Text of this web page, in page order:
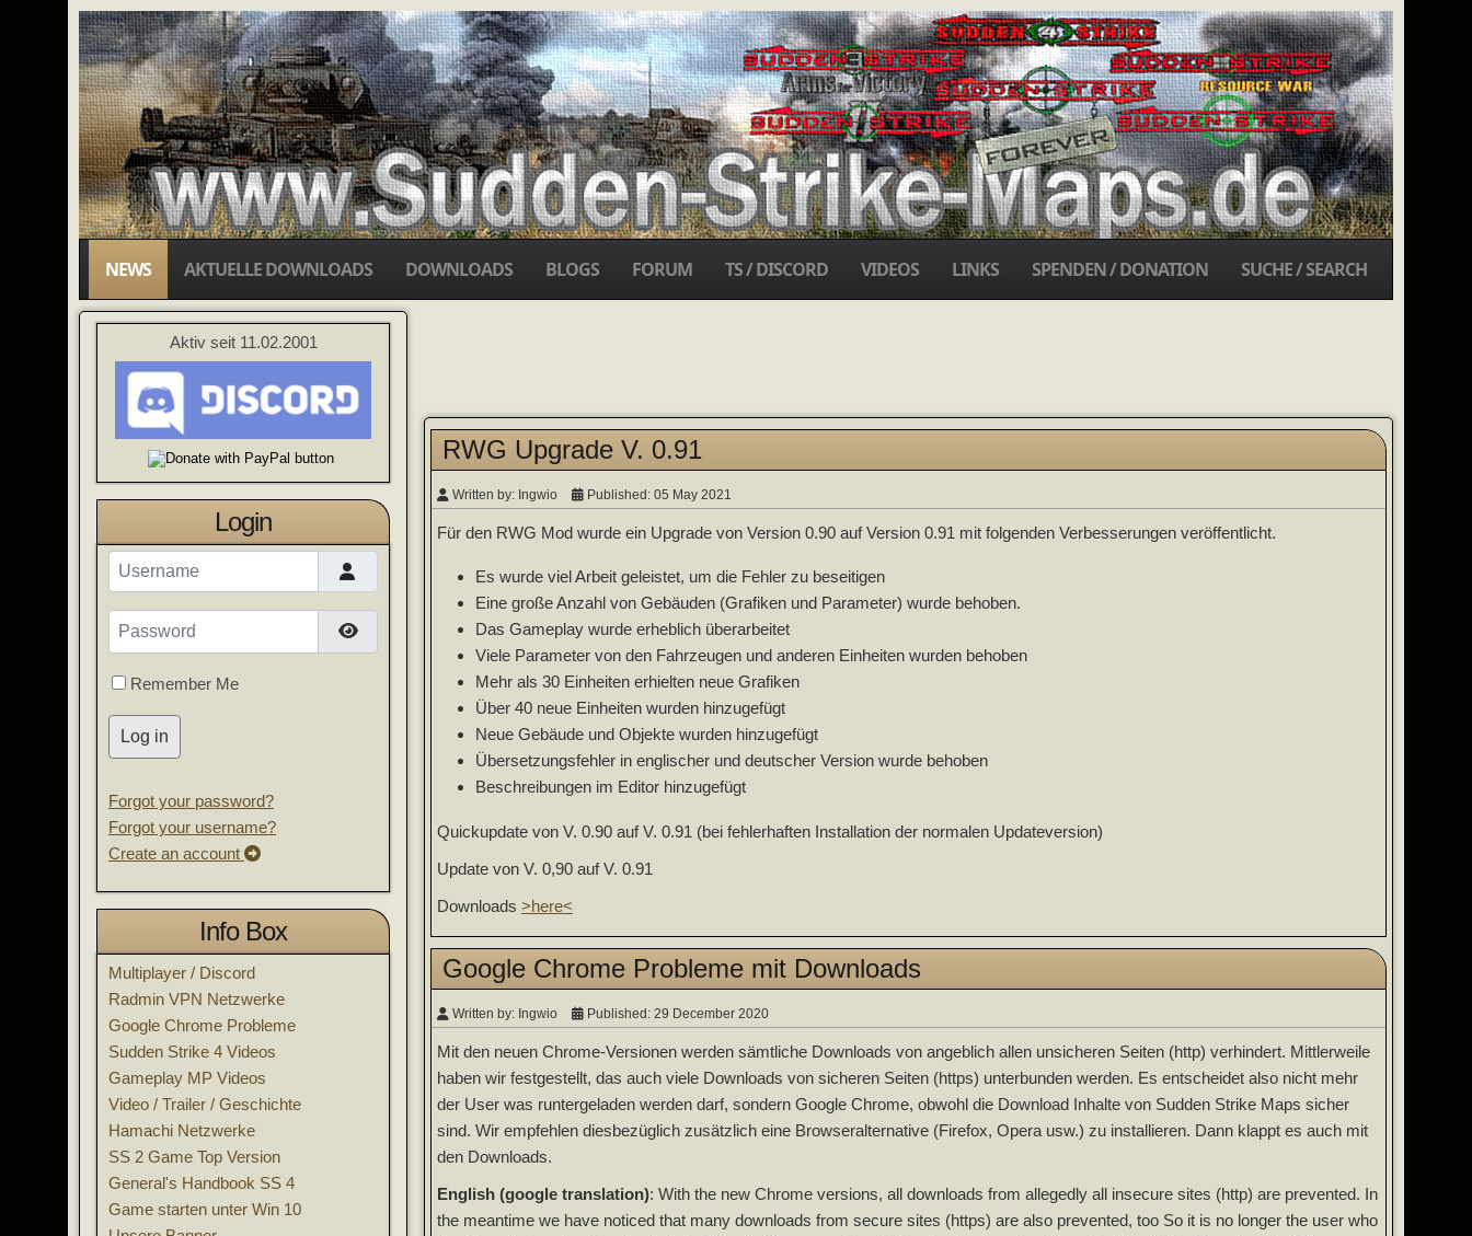
NEWS AKTUELLE DOWNLOADS DOWNLOADS BLOGS FORUM TS / DISCORD VIDEOS LINKS SPENDEN / DONATION SUCHE / SEARCH
Aktiv seit 11.02.2001
Login
Username
Password Show Password
Remember Me
Log in
Forgot your password?
Forgot your username?
Create an account
Info Box
Multiplayer / Discord
Radmin VPN Netzwerke
Google Chrome Probleme
Sudden Strike 4 Videos
Gameplay MP Videos
Video / Trailer / Geschichte
Hamachi Netzwerke
SS 2 Game Top Version
General's Handbook SS 4
Game starten unter Win 10
RWG Upgrade V. 0.91
Written by: Ingwio Published: 05 May 2021
Für den RWG Mod wurde ein Upgrade von Version 0.90 auf Version 0.91 mit folgenden Verbesserungen veröffentlicht.
Es wurde viel Arbeit geleistet, um die Fehler zu beseitigen
Eine große Anzahl von Gebäuden (Grafiken und Parameter) wurde behoben.
Das Gameplay wurde erheblich überarbeitet
Viele Parameter von den Fahrzeugen und anderen Einheiten wurden behoben
Mehr als 30 Einheiten erhielten neue Grafiken
Über 40 neue Einheiten wurden hinzugefügt
Neue Gebäude und Objekte wurden hinzugefügt
Übersetzungsfehler in englischer und deutscher Version wurde behoben
Beschreibungen im Editor hinzugefügt
Quickupdate von V. 0.90 auf V. 0.91 (bei fehlerhaften Installation der normalen Updateversion)
Update von V. 0,90 auf V. 0.91
Downloads >here<
Google Chrome Probleme mit Downloads
Written by: Ingwio Published: 29 December 2020
Mit den neuen Chrome-Versionen werden sämtliche Downloads von angeblich allen unsicheren Seiten (http) verhindert. Mittlerweile
haben wir festgestellt, das auch viele Downloads von sicheren Seiten (https) unterbunden werden. Es entscheidet also nicht mehr
der User was runtergeladen werden darf, sondern Google Chrome, obwohl die Download Inhalte von Sudden Strike Maps sicher
sind. Wir empfehlen diesbezüglich zusätzlich eine Browseralternative (Firefox, Opera usw.) zu installieren. Dann klappt es auch mit
den Downloads.
English (google translation): With the new Chrome versions, all downloads from allegedly all insecure sites (http) are prevented. In
the meantime we have noticed that many downloads from secure sites (https) are also prevented, too So it is no longer the user who